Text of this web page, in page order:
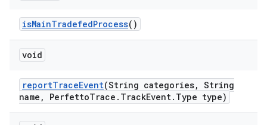
isMainTradefedProcess()
void
reportTraceEvent(String categories, String
name , PerfettoTrace . TrackEvent. Type type)